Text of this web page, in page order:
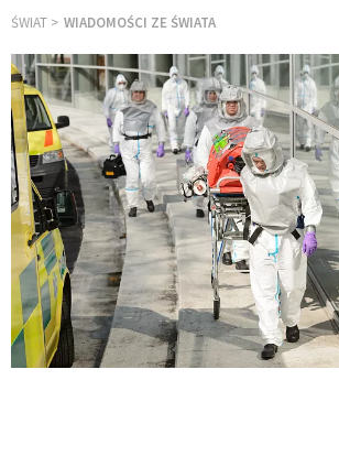
ŚWIAT WIADOMOŚCI ZE ŚWIATA